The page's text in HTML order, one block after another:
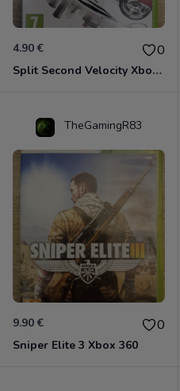
4.90 € 0
Split Second Velocity Xbox 360
TheGamingR83
9.90 € 0
Sniper Elite 3 Xbox 360